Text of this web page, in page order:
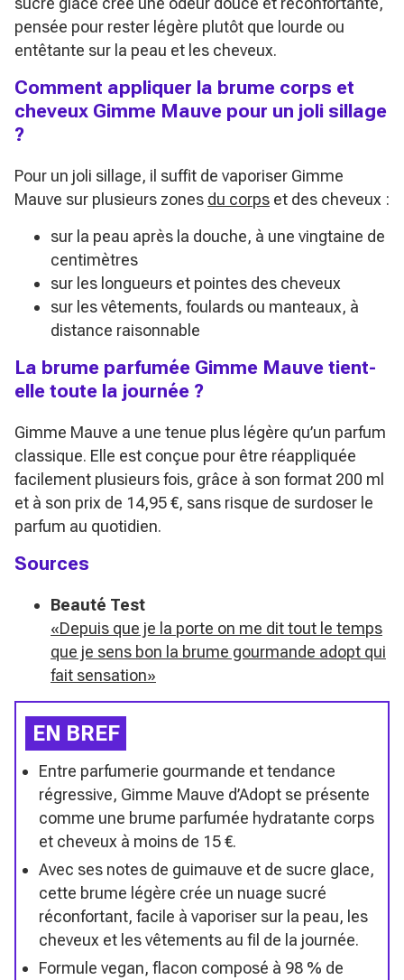
pensée pour rester légère plutôt que lourde ou
entêtante sur la peau et les cheveux.
Comment appliquer la brume corps et
cheveux Gimme Mauve pour un joli sillage
?
Pour un joli sillage, il suffit de vaporiser Gimme
Mauve sur plusieurs zones du corps et des cheveux :
sur la peau après la douche, à une vingtaine de
centimètres
sur les longueurs et pointes des cheveux
sur les vêtements, foulards ou manteaux, à
distance raisonnable
La brume parfumée Gimme Mauve tient-
elle toute la journée ?
Gimme Mauve a une tenue plus légère qu’un parfum
classique. Elle est conçue pour être réappliquée
facilement plusieurs fois, grâce à son format 200 ml
et à son prix de 14,95 €, sans risque de surdoser le
parfum au quotidien.
Sources
Beauté Test
«Depuis que je la porte on me dit tout le temps
que je sens bon la brume gourmande adopt qui
fait sensation»
EN BREF
Entre parfumerie gourmande et tendance
régressive, Gimme Mauve d’Adopt se présente
comme une brume parfumée hydratante corps
et cheveux à moins de 15 €.
Avec ses notes de guimauve et de sucre glace,
cette brume légère crée un nuage sucré
réconfortant, facile à vaporiser sur la peau, les
cheveux et les vêtements au fil de la journée.
Formule vegan, flacon composé à 98 % de